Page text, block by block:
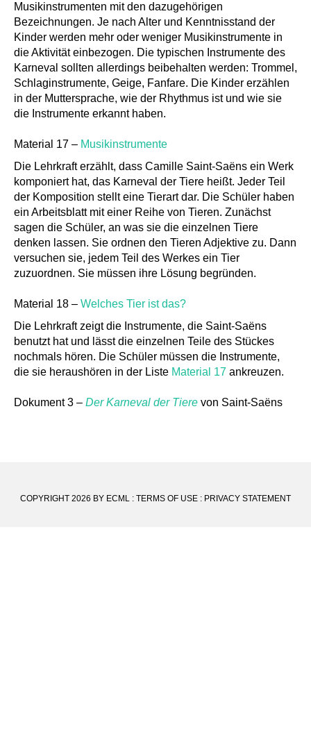
Musikinstrumenten mit den dazugehörigen
Bezeichnungen. Je nach Alter und Kenntnisstand der
Kinder werden mehr oder weniger Musikinstrumente in
die Aktivität einbezogen. Die typischen Instrumente des
Karneval sollten allerdings beibehalten werden: Trommel,
Schlaginstrumente, Geige, Fanfare. Die Kinder erzählen
in der Muttersprache, wie der Rhythmus ist und wie sie
die Instrumente erkannt haben.
Material 17 – Musikinstrumente
Die Lehrkraft erzählt, dass Camille Saint-Saëns ein Werk
komponiert hat, das Karneval der Tiere heißt. Jeder Teil
der Komposition stellt eine Tierart dar. Die Schüler haben
ein Arbeitsblatt mit einer Reihe von Tieren. Zunächst
sagen die Schüler, an was sie die einzelnen Tiere
denken lassen. Sie ordnen den Tieren Adjektive zu. Dann
versuchen sie, jedem Teil des Werkes ein Tier
zuzuordnen. Sie müssen ihre Lösung begründen.
Material 18 – Welches Tier ist das?
Die Lehrkraft zeigt die Instrumente, die Saint-Saëns
benutzt hat und lässt die einzelnen Teile des Stückes
nochmals hören. Die Schüler müssen die Instrumente,
die sie heraushören in der Liste Material 17 ankreuzen.
Dokument 3 – Der Karneval der Tiere von Saint-Saëns
COPYRIGHT 2026 BY ECML : TERMS OF USE : PRIVACY STATEMENT